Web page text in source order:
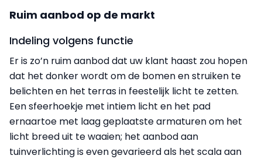
Ruim aanbod op de markt
Indeling volgens functie
Er is zo’n ruim aanbod dat uw klant haast zou hopen
dat het donker wordt om de bomen en struiken te
belichten en het terras in feestelijk licht te zetten.
Een sfeerhoekje met intiem licht en het pad
ernaartoe met laag geplaatste armaturen om het
licht breed uit te waaien; het aanbod aan
tuinverlichting is even gevarieerd als het scala aan